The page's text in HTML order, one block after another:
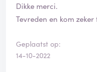
Dikke merci.
Tevreden en kom zeker
Geplaatst op:
14-10-2022